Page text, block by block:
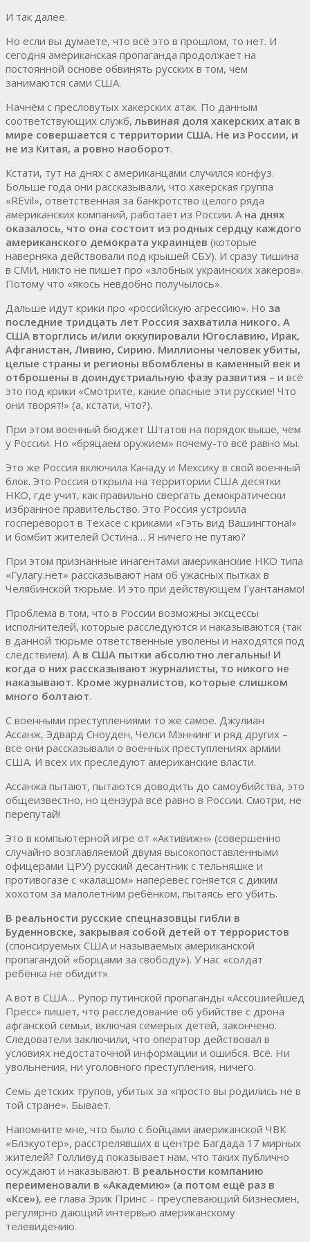
И так далее.
Но если вы думаете, что всё это в прошлом, то нет. И
сегодня американская пропаганда продолжает на
постоянной основе обвинять русских в том, чем
занимаются сами США.
Начнём с пресловутых хакерских атак. По данным
соответствующих служб, львиная доля хакерских атак в
мире совершается с территории США. Не из России, и
не из Китая, а ровно наоборот.
Кстати, тут на днях с американцами случился конфуз.
Больше года они рассказывали, что хакерская группа
«REvil», ответственная за банкротство целого ряда
американских компаний, работает из России. А на днях
оказалось, что она состоит из родных сердцу каждого
американского демократа украинцев (которые
наверняка действовали под крышей СБУ). И сразу тишина
в СМИ, никто не пишет про «злобных украинских хакеров».
Потому что «якось невдобно получылось».
Дальше идут крики про «российскую агрессию». Но за
последние тридцать лет Россия захватила никого. А
США вторглись и/или оккупировали Югославию, Ирак,
Афганистан, Ливию, Сирию. Миллионы человек убиты,
целые страны и регионы вбомблены в каменный век и
отброшены в доиндустриальную фазу развития – и всё
это под крики «Смотрите, какие опасные эти русские! Что
они творят!» (а, кстати, что?).
При этом военный бюджет Штатов на порядок выше, чем
у России. Но «бряцаем оружием» почему-то всё равно мы.
Это же Россия включила Канаду и Мексику в свой военный
блок. Это Россия открыла на территории США десятки
НКО, где учит, как правильно свергать демократически
избранное правительство. Это Россия устроила
госпереворот в Техасе с криками «Гэть вид Вашингтона!»
и бомбит жителей Остина… Я ничего не путаю?
При этом признанные инагентами американские НКО типа
«Гулагу.нет» рассказывают нам об ужасных пытках в
Челябинской тюрьме. И это при действующем Гуантанамо!
Проблема в том, что в России возможны эксцессы
исполнителей, которые расследуются и наказываются (так
в данной тюрьме ответственные уволены и находятся под
следствием). А в США пытки абсолютно легальны! И
когда о них рассказывают журналисты, то никого не
наказывают. Кроме журналистов, которые слишком
много болтают.
С военными преступлениями то же самое. Джулиан
Ассанж, Эдвард Сноуден, Челси Мэннинг и ряд других –
все они рассказывали о военных преступлениях армии
США. И всех их преследуют американские власти.
Ассанжа пытают, пытаются доводить до самоубийства, это
общеизвестно, но цензура всё равно в России. Смотри, не
перепутай!
Это в компьютерной игре от «Активижн» (совершенно
случайно возглавляемой двумя высокопоставленными
офицерами ЦРУ) русский десантник с тельняшке и
противогазе с «калашом» наперевес гоняется с диким
хохотом за малолетним ребёнком, пытаясь его убить.
В реальности русские спецназовцы гибли в
Буденновске, закрывая собой детей от террористов
(спонсируемых США и называемых американской
пропагандой «борцами за свободу»). У нас «солдат
ребёнка не обидит».
А вот в США… Рупор путинской пропаганды «Ассошиейшед
Пресс» пишет, что расследование об убийстве с дрона
афганской семьи, включая семерых детей, закончено.
Следователи заключили, что оператор действовал в
условиях недостаточной информации и ошибся. Всё. Ни
увольнения, ни уголовного преступления, ничего.
Семь детских трупов, убитых за «просто вы родились не в
той стране». Бывает.
Напомните мне, что было с бойцами американской ЧВК
«Блэкуотер», расстрелявших в центре Багдада 17 мирных
жителей? Голливуд показывает нам, что таких публично
осуждают и наказывают. В реальности компанию
переименовали в «Академию» (а потом ещё раз в
«Ксе»), её глава Эрик Принс – преуспевающий бизнесмен,
регулярно дающий интервью американскому
телевидению.